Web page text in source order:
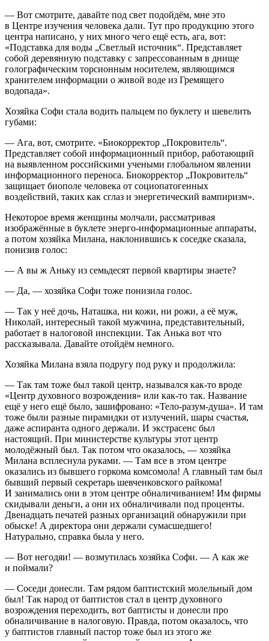
— Вот смотрите, давайте под свет подойдём, мне это
в Центре изучения человека дали. Тут про продукцию этого
центра написано, у них много чего ещё есть, ага, вот:
«Подставка для воды „Светлый источник“. Представляет
собой деревянную подставку с запрессованным в днище
голографическим торсионным носителем, являющимся
хранителем информации о живой воде из Гремящего
водопада».
Хозяйка Софи стала водить пальцем по буклету и шевелить
губами:
— Ага, вот, смотрите. «Биокорректор „Покровитель“.
Представляет собой информационный прибор, работающий
на выявленном российскими учеными глобальном явлении
информационного переноса. Биокорректор „Покровитель“
защищает биополе человека от социопатогенных
воздействий, таких как сглаз и энергетический вампиризм».
Некоторое время женщины молчали, рассматривая
изображённые в буклете энерго-информационные аппараты,
а потом хозяйка Милана, наклонившись к соседке сказала,
понизив голос:
— А вы ж Аньку из семьдесят первой квартиры знаете?
— Да, — хозяйка Софи тоже понизила голос.
— Так у неё дочь, Наташка, ни кожи, ни рожи, а её муж,
Николай, интересный такой мужчина, представительный,
работает в налоговой инспекции. Так Анька вот что
рассказывала. Давайте отойдём немного.
Хозяйка Милана взяла подругу под руку и продолжила:
— Так там тоже был такой центр, назывался как-то вроде
«Центр духовного возрождения» или как-то так. Название
ещё у него ещё было, зашифровано: «Тело-разум-душа». И там
тоже были разные пирамидки от излучений, шары счастья,
даже аспиранта одного держали. И экстрасенс был
настоящий. При министерстве культуры этот центр
молодёжный был. Так потом что оказалось, — хозяйка
Милана всплеснула руками. — Там все в этом центре
оказались из бывшего горкома комсомола! А главный там был
бывший первый секретарь шевченковского райкома!
И занимались они в этом центре обналичиванием! Им фирмы
скидывали деньги, а они их обналичивали под проценты.
Двенадцать печатей разных организаций обнаружили при
обыске! А директора они держали сумасшедшего!
Натурально, справка была у него.
— Вот негодяи! — возмутилась хозяйка Софи. — А как же
и поймали?
— Соседи донесли. Там рядом баптистский молельный дом
был! Так народ от баптистов стал в центр духовного
возрождения переходить, вот баптисты и донесли про
обналичивание в налоговую. Правда, потом оказалось, что
у баптистов главный пастор тоже был из этого же